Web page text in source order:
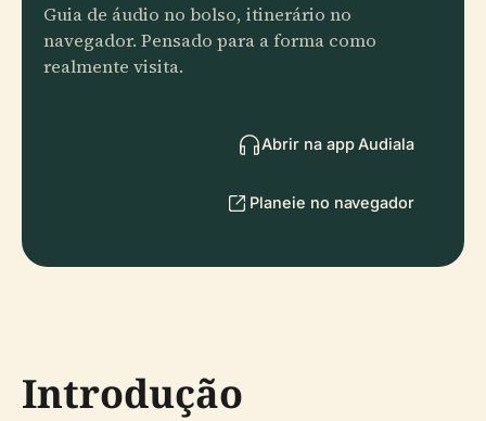
Guia de áudio no bolso, itinerário no
navegador. Pensado para a forma como
realmente visita.
Abrir na app Audiala
Planeie no navegador
Introdução